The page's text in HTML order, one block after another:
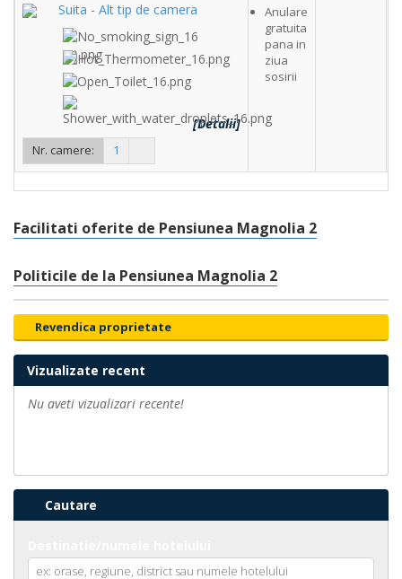
Suita - Alt tip de camera
[Detalii]
Nr. camere: 1
Anulare
gratuita
pana in
ziua
sosirii
Facilitati oferite de Pensiunea Magnolia 2
Politicile de la Pensiunea Magnolia 2
Revendica proprietate
Vizualizate recent
Nu aveti vizualizari recente!
Cautare